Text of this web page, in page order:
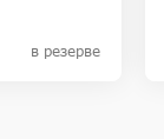
в резерве